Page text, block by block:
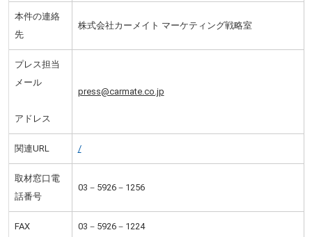
本件の連絡
先
株式会社カーメイト マーケティング戦略室
プレス担当
メール
アドレス
press@carmate.co.jp
関連URL /
取材窓口電
話番号
03－5926－1256
FAX 03－5926－1224